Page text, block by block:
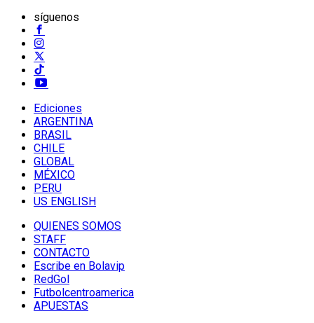
síguenos
Ediciones
ARGENTINA
BRASIL
CHILE
GLOBAL
MÉXICO
PERU
US ENGLISH
QUIENES SOMOS
STAFF
CONTACTO
Escribe en Bolavip
RedGol
Futbolcentroamerica
APUESTAS